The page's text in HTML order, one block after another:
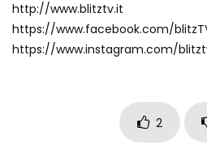
Due navi USA si
incidente
http://www.blitztv.it
https://www.facebook.com/
https://www.instagram.com/
2